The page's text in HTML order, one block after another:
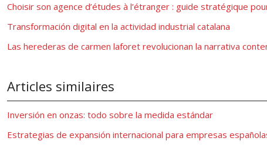
Choisir son agence d’études à l’étranger : guide stratégique
Transformación digital en la actividad industrial catalana
Las herederas de carmen laforet revolucionan la narrativa
Articles similaires
Inversión en onzas: todo sobre la medida estándar
Estrategias de expansión internacional para empresas